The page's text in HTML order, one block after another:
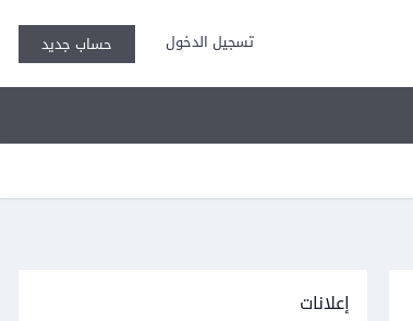
تسجيل الدخول حساب جديد
إعلانات